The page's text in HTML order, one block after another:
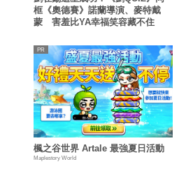
框《奧德賽》諾蘭導演、麥特戴
蒙 害羞比YA幸福笑容藏不住
楓之谷世界 Artale 最強夏日活動
Maplestory World